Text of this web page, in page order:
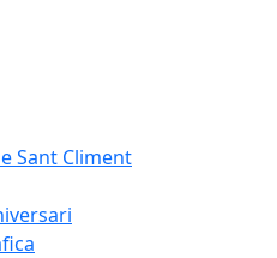
Sant Climent